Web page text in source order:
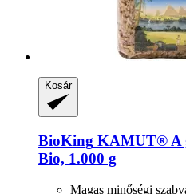
Kosár
BioKing KAMUT® A
Bio, 1.000 g
Magas minőségi